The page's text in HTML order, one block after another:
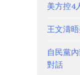
美方控4
王文濤
自民黨
對話